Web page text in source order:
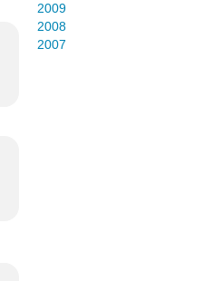
2009
2008
2007